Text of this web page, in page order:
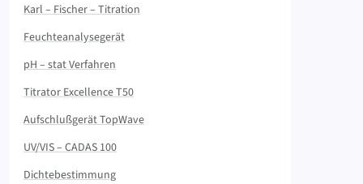
Karl – Fischer – Titration
Feuchteanalysegerät
pH – stat Verfahren
Titrator Excellence T50
Aufschlußgerät TopWave
UV/VIS – CADAS 100
Dichtebestimmung